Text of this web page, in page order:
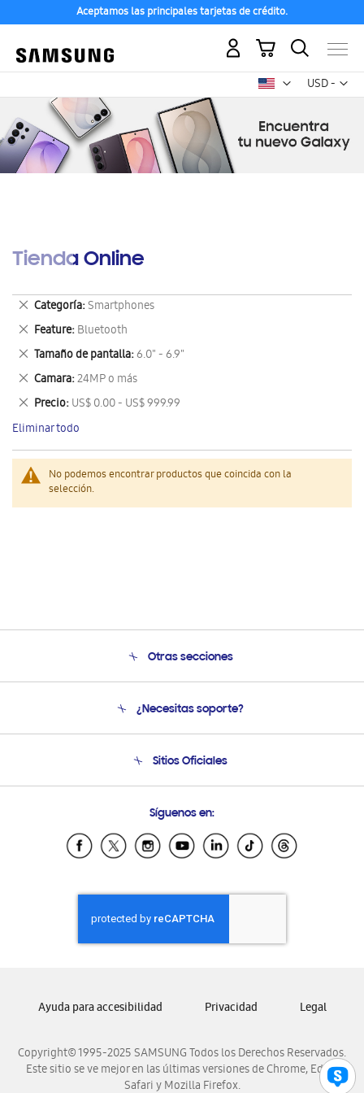
Aceptamos las principales tarjetas de crédito.
USD -
dólar
Mi carrito
Tienda Online
No podemos encontrar productos que coincida con la
selección.
Categoría Smartphones
Eliminar
este
artículo
Feature Bluetooth
Eliminar
este
artículo
Tamaño de pantalla 6.0" - 6.9"
Eliminar
este
artículo
Camara 24MP o más
Eliminar
este
artículo
Precio US$ 0.00 - US$ 999.99
Eliminar
este
artículo
Eliminar todo
Otras secciones
Soporte
Condiciones de Compra
¿Necesitas soporte?
Soporte vía eMail
Sitios Oficiales
Samsung Ecuador
Samsung El Salvador
Samsung Honduras
Samsung Nicaragua
Samsung Panamá
Samsung Venezuela
Síguenos en:
Copyright© 1995-2025 SAMSUNG Todos los Derechos Reservados.
Este sitio se ve mejor en las últimas versiones de Chrome, Edge,
Safari y Mozilla Firefox.
Ayuda para accesibilidad Privacidad Legal